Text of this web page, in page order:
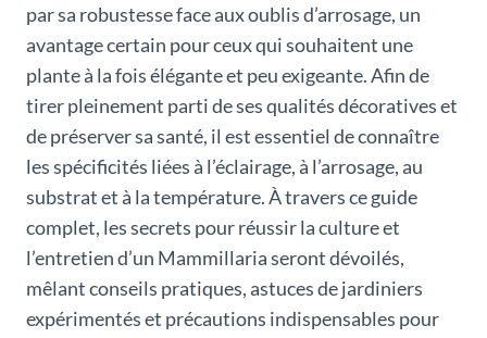
par sa robustesse face aux oublis d’arrosage, un
avantage certain pour ceux qui souhaitent une
plante à la fois élégante et peu exigeante. Afin de
tirer pleinement parti de ses qualités décoratives et
de préserver sa santé, il est essentiel de connaître
les spécificités liées à l’éclairage, à l’arrosage, au
substrat et à la température. À travers ce guide
complet, les secrets pour réussir la culture et
l’entretien d’un Mammillaria seront dévoilés,
mêlant conseils pratiques, astuces de jardiniers
expérimentés et précautions indispensables pour